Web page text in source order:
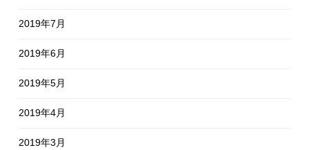
2019年7月
2019年6月
2019年5月
2019年4月
2019年3月